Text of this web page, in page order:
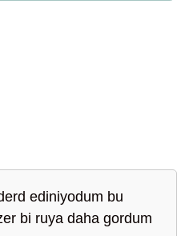
ediniyodum bu
bi ruya daha gordum